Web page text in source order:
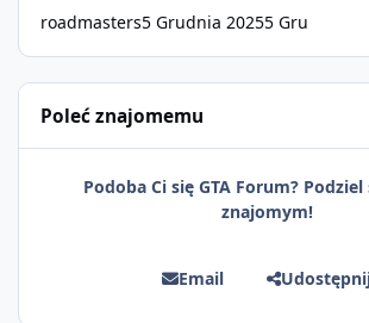
roadmasters5 Grudnia 20255 Gru
Poleć znajomemu
Podoba Ci się GTA Forum?
znajomym!
Email